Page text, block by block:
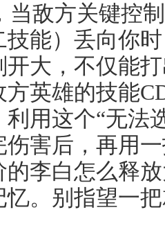
当敌方关键控
技能）丢向你
开大，不仅能
英雄的技能
利用这个“无法
伤害后，再用
的李白怎么释
忆。别指望一